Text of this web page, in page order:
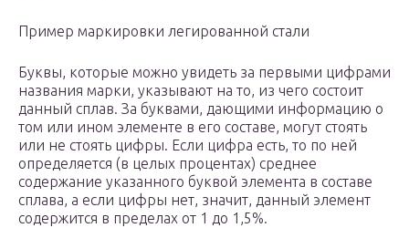
Пример маркировки легированной стали
Буквы, которые можно увидеть за первыми цифрами
названия марки, указывают на то, из чего состоит
данный сплав. За буквами, дающими информацию о
том или ином элементе в его составе, могут стоять
или не стоять цифры. Если цифра есть, то по ней
определяется (в целых процентах) среднее
содержание указанного буквой элемента в составе
сплава, а если цифры нет, значит, данный элемент
содержится в пределах от 1 до 1,5%.